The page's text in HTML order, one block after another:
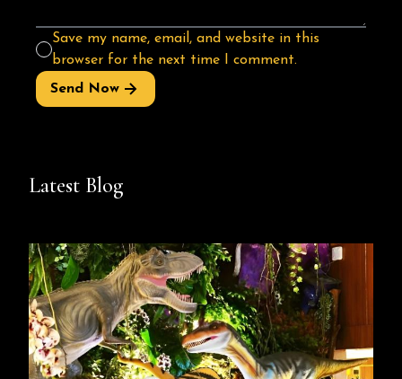
Save my name, email, and website in this
browser for the next time I comment.
Send Now
Latest Blog